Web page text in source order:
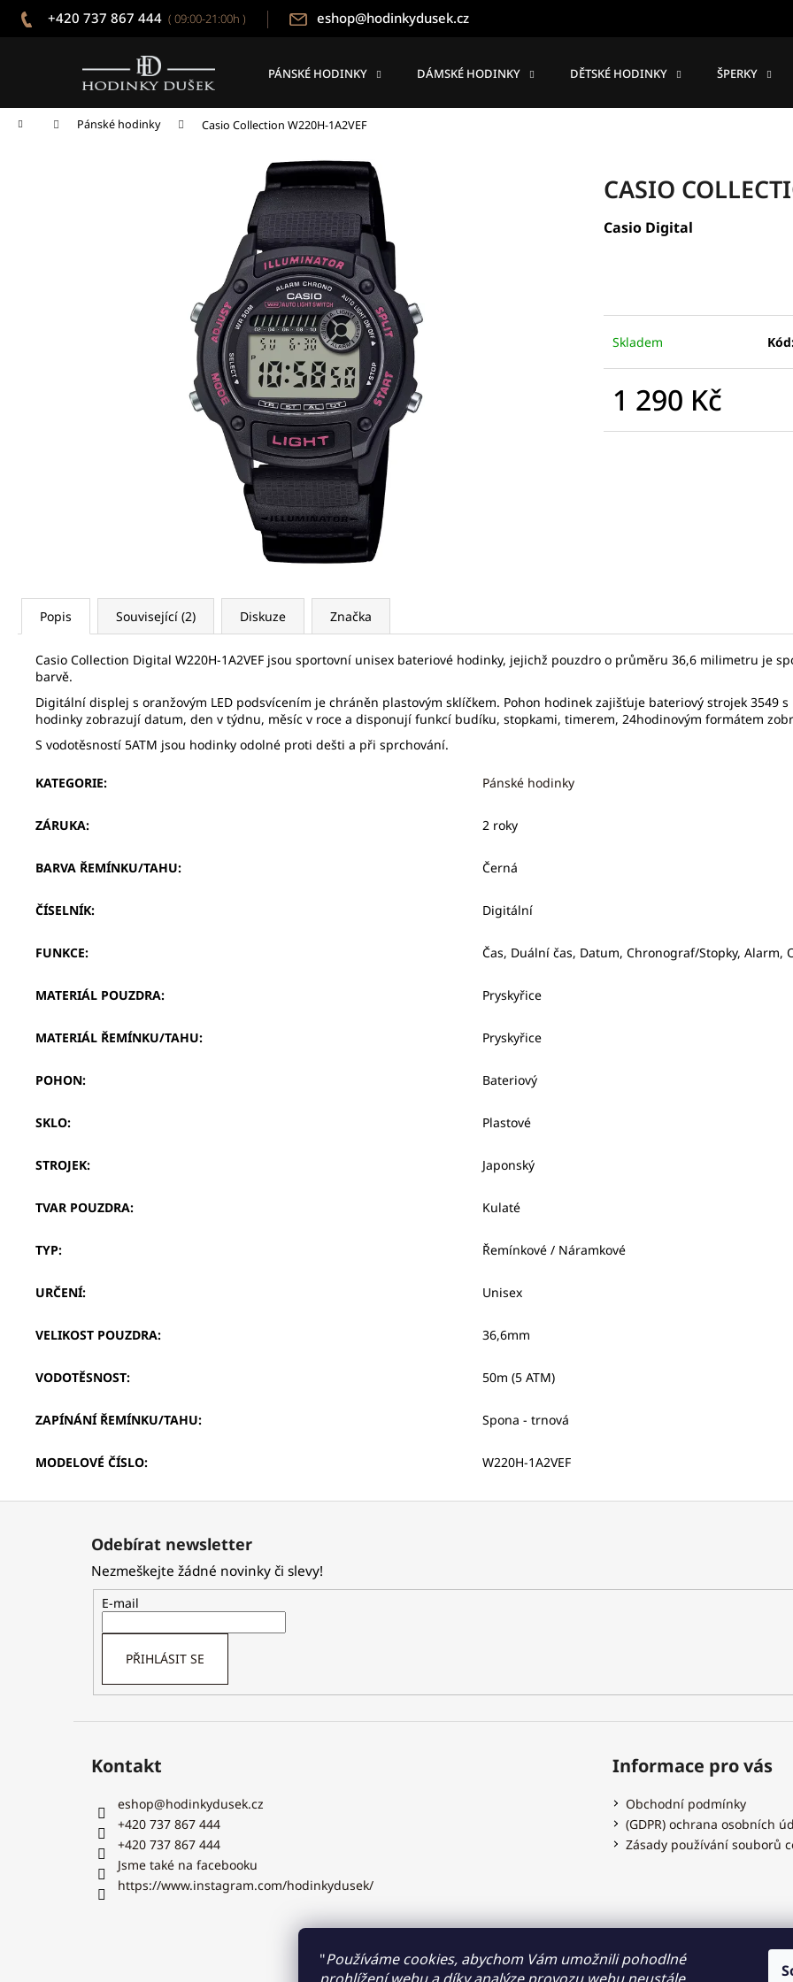
"Používáme cookies, abychom Vám umožnili pohodlné
Přejít
+420 737 867 444 ( 09:00-21:00h ) eshop@hodinkydusek.cz
PÁNSKÉ HODINKY DÁMSKÉ HODINKY DĚTSKÉ HODINKY ŠPERKY
Domů Pánské hodinky Casio Collection W220H-1A2VEF
CASIO
Casio Digital
Skladem
1 290 Kč
Popis Související (2) Diskuze Značka
Casio Collection Digital W220H-1A2VEF jsou sportovní unisex bateriové hodinky, jejichž pouzdro o průměru 36,6 milimetru je
barvě.
Digitální displej s oranžovým LED podsvícením je chráněn plastovým sklíčkem. Pohon hodinek zajišťuje bateriový strojek 3549
hodinky zobrazují datum, den v týdnu, měsíc v roce a disponují funkcí budíku, stopkami, timerem, 24hodinovým formátem
S vodotěsností 5ATM jsou hodinky odolné proti dešti a při sprchování.
KATEGORIE: Pánské hodinky
ZÁRUKA: 2 roky
BARVA ŘEMÍNKU/TAHU: Černá
ČÍSELNÍK: Digitální
FUNKCE: Čas, Duální čas, Datum, Chronograf/Stopky, Alarm,
MATERIÁL POUZDRA: Pryskyřice
MATERIÁL ŘEMÍNKU/TAHU: Pryskyřice
POHON: Bateriový
SKLO: Plastové
STROJEK: Japonský
TVAR POUZDRA: Kulaté
TYP: Řemínkové / Náramkové
URČENÍ: Unisex
VELIKOST POUZDRA: 36,6mm
VODOTĚSNOST: 50m (5 ATM)
ZAPÍNÁNÍ ŘEMÍNKU/TAHU: Spona - trnová
MODELOVÉ ČÍSLO: W220H-1A2VEF
k
SEIKO SPB469J1
32 800 Kč
SEIKO SPB467J1
17 875 Kč
SEIKO SPB381J1
Odebírat newsletter
Nezmeškejte žádné novinky či slevy!
E-mail
PŘIHLÁSIT SE
Kontakt
eshop@hodinkydusek.cz
+420 737 867 444
+420 737 867 444
Jsme také na facebooku
https://www.instagram.com/hodinkydusek/
Informace pro vás
Obchodní podmínky
(GDPR) ochrana osobních
Zásady používání souborů